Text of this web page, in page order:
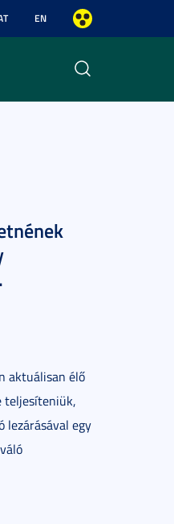
EN
aktuálisan élő
teljesíteniük,
lezárásával egy